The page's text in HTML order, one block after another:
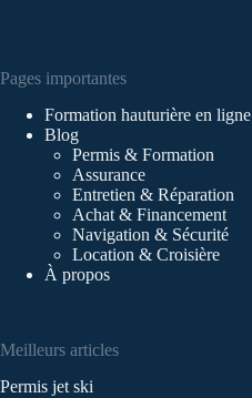
Pages importantes
Formation hauturière en ligne
Blog
Permis & Formation
Assurance
Entretien & Réparation
Achat & Financement
Navigation & Sécurité
Location & Croisière
À propos
Meilleurs articles
Permis jet ski